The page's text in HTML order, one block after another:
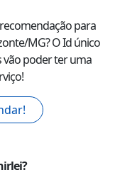
para
/MG? O Id único
poder ter uma
?